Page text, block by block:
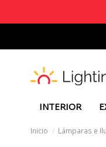
INTERIOR
Inicio Lámparas e